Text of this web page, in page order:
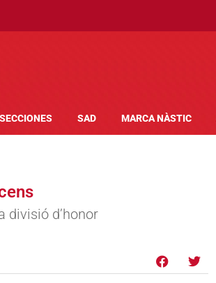
SECCIONES SAD MARCA NÀSTIC
divisió d’honor